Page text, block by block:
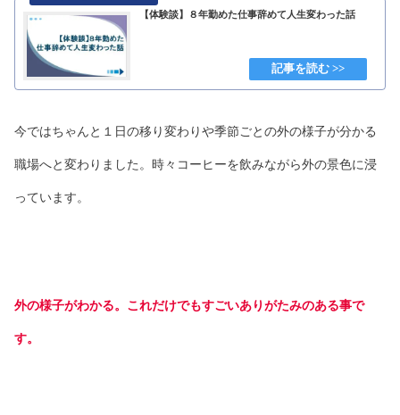
【体験談】８年勤めた仕事辞めて人生変わった話
今ではちゃんと１日の移り変わりや季節ごとの外の様子が分かる
職場へと変わりました。時々コーヒーを飲みながら外の景色に浸
っています。
外の様子がわかる。これだけでもすごいありがたみのある事で
す。